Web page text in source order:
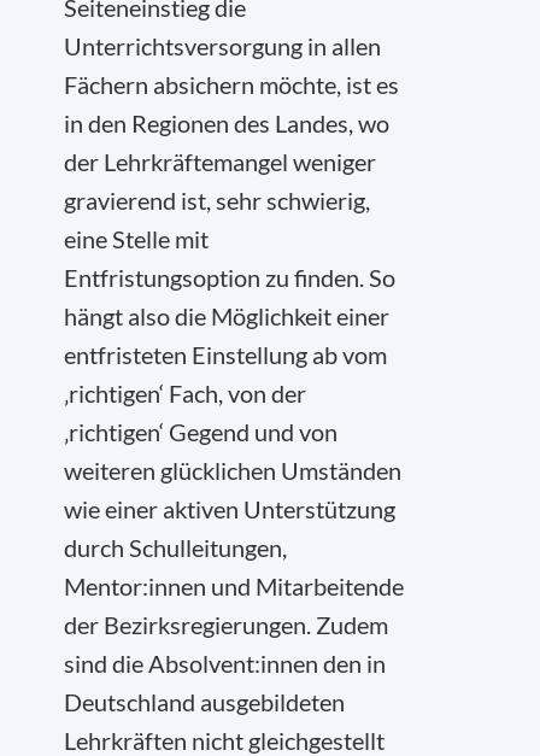
Seiteneinstieg die
Unterrichtsversorgung in allen
Fächern absichern möchte, ist es
in den Regionen des Landes, wo
der Lehrkräftemangel weniger
gravierend ist, sehr schwierig,
eine Stelle mit
Entfristungsoption zu finden. So
hängt also die Möglichkeit einer
entfristeten Einstellung ab vom
‚richtigen‘ Fach, von der
‚richtigen‘ Gegend und von
weiteren glücklichen Umständen
wie einer aktiven Unterstützung
durch Schulleitungen,
Mentor:innen und Mitarbeitende
der Bezirksregierungen. Zudem
sind die Absolvent:innen den in
Deutschland ausgebildeten
Lehrkräften nicht gleichgestellt